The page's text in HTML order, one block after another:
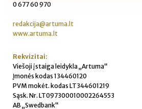
0 677 60 970
redakcija@artuma.lt
www.artuma.lt
Rekvizitai:
Viešoji įstaiga leidykla „Artuma“
Įmonės kodas 134460120
PVM mokėt. kodas LT344601219
Sąsk. Nr. LT097300010002264553
AB „Swedbank“